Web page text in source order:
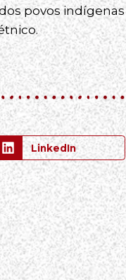
povos indígenas
LinkedIn